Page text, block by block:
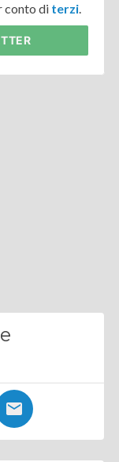
conto di terzi.